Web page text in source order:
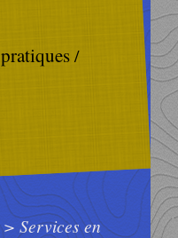
/
Services en